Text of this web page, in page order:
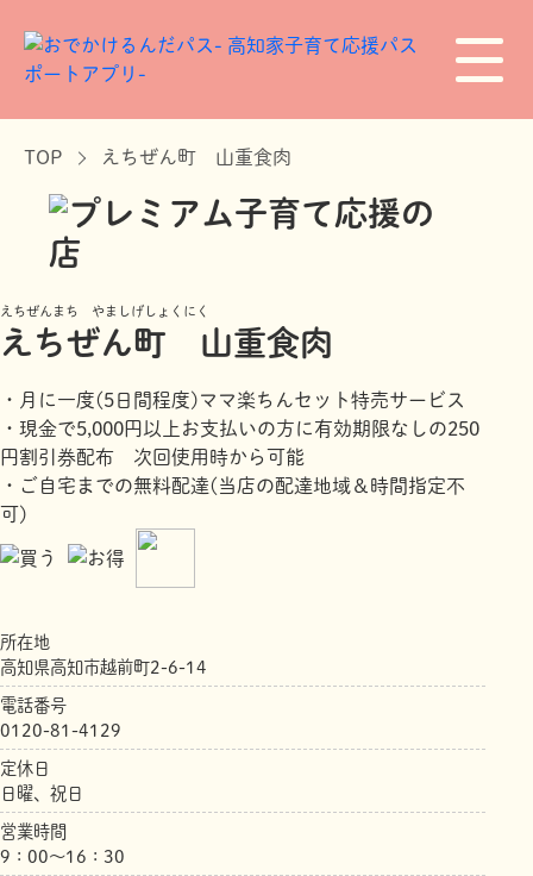
TOP えちぜん町 山重食肉
えちぜんまち やましげしょくにく
えちぜん町 山重食肉
・月に一度(5日間程度)ママ楽ちんセット特売サービス
・現金で5,000円以上お支払いの方に有効期限なしの250
円割引券配布 次回使用時から可能
・ご自宅までの無料配達(当店の配達地域＆時間指定不
可)
所在地
高知県高知市越前町2-6-14
電話番号
0120-81-4129
定休日
日曜、祝日
営業時間
9：00～16：30